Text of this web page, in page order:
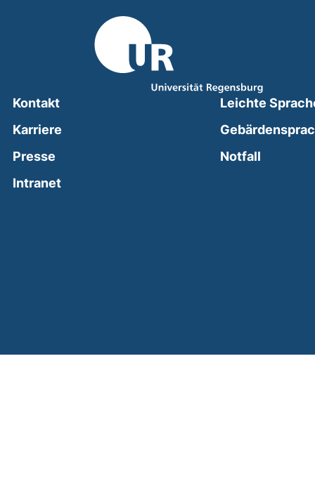
Kontakt
Karriere
Presse
Intranet(external link, opens in a new window)
Leichte
Notfall